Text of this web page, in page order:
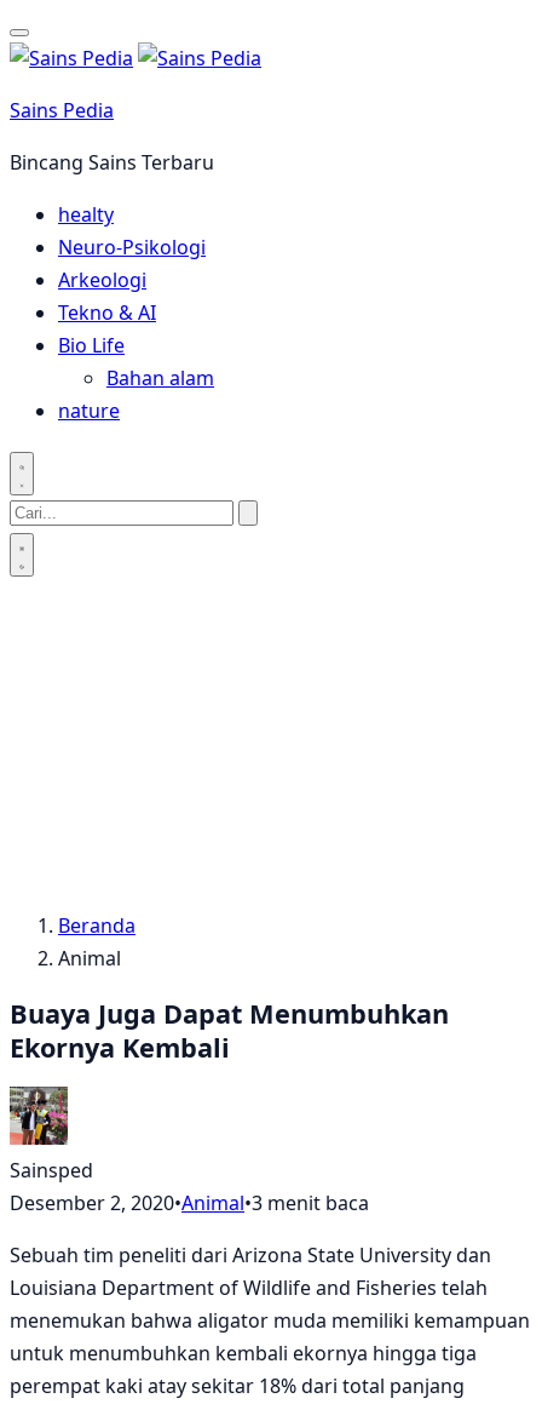
Langsung
ke
Sains Pedia
Bincang Sains Terbaru
healty
Neuro-Psikologi
Arkeologi
Tekno & AI
Bio Life
Bahan alam
nature
Beranda
Animal
Buaya Juga Dapat Menumbuhkan
Ekornya Kembali
Sainsped
Desember 2, 2020•Animal•3 menit baca
Sebuah tim peneliti dari Arizona State University dan
Louisiana Department of Wildlife and Fisheries telah
menemukan bahwa aligator muda memiliki kemampuan
untuk menumbuhkan kembali ekornya hingga tiga
perempat kaki atay sekitar 18% dari total panjang